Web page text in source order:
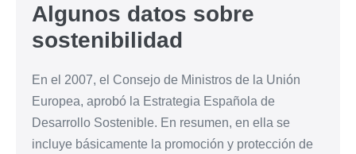
Algunos datos sobre
sostenibilidad
En el 2007, el Consejo de Ministros de la Unión
Europea, aprobó la Estrategia Española de
Desarrollo Sostenible. En resumen, en ella se
incluye básicamente la promoción y protección de